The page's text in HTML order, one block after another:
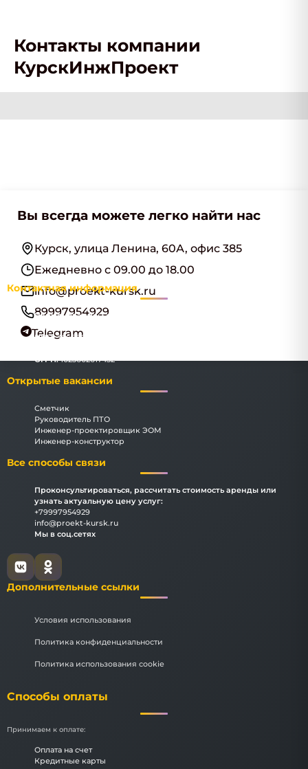
Контакты компании
КурскИнжПроект
Вы всегда можете легко найти нас
Курск, улица Ленина, 60А, офис 385
Ежедневно с 09.00 до 18.00
info@proekt-kursk.ru
89997954929
Telegram
Контактная информация
Наименование:ООО "КурскИнжПроект"
Адрес:
ИНН:3666069183
ОГРН:1023602617432
Открытые вакансии
Сметчик
Руководитель ПТО
Инженер-проектировщик ЭОМ
Инженер-конструктор
Все способы связи
Проконсультироваться, рассчитать стоимость аренды или
узнать актуальную цену услуг:
+79997954929
info@proekt-kursk.ru
Мы в соц.сетях
Дополнительные ссылки
Условия использования
Политика конфиденциальности
Политика использования cookie
Способы оплаты
Принимаем к оплате:
Оплата на счет
Кредитные карты